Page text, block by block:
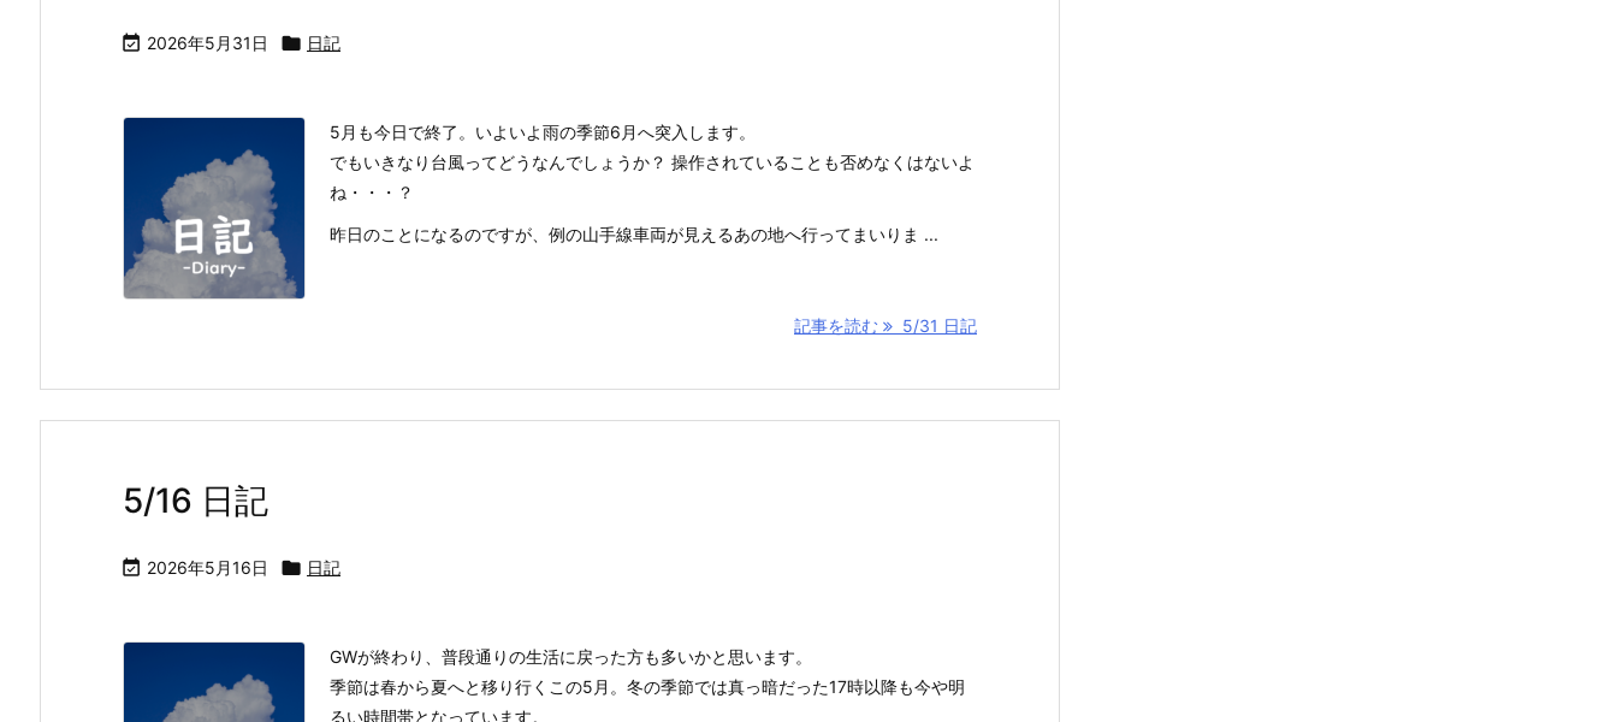
 2026年5月31日  日記
5月も今日で終了。いよいよ雨の季節6月へ突入します。
でもいきなり台風ってどうなんでしょうか？ 操作されていることも否めなくはないよ
ね・・・？
昨日のことになるのですが、例の山手線車両が見えるあの地へ行ってまいりま ...
記事を読む 5/31 日記
5/16 日記
 2026年5月16日  日記
GWが終わり、普段通りの生活に戻った方も多いかと思います。
季節は春から夏へと移り行くこの5月。冬の季節では真っ暗だった17時以降も今や明
るい時間帯となっています。